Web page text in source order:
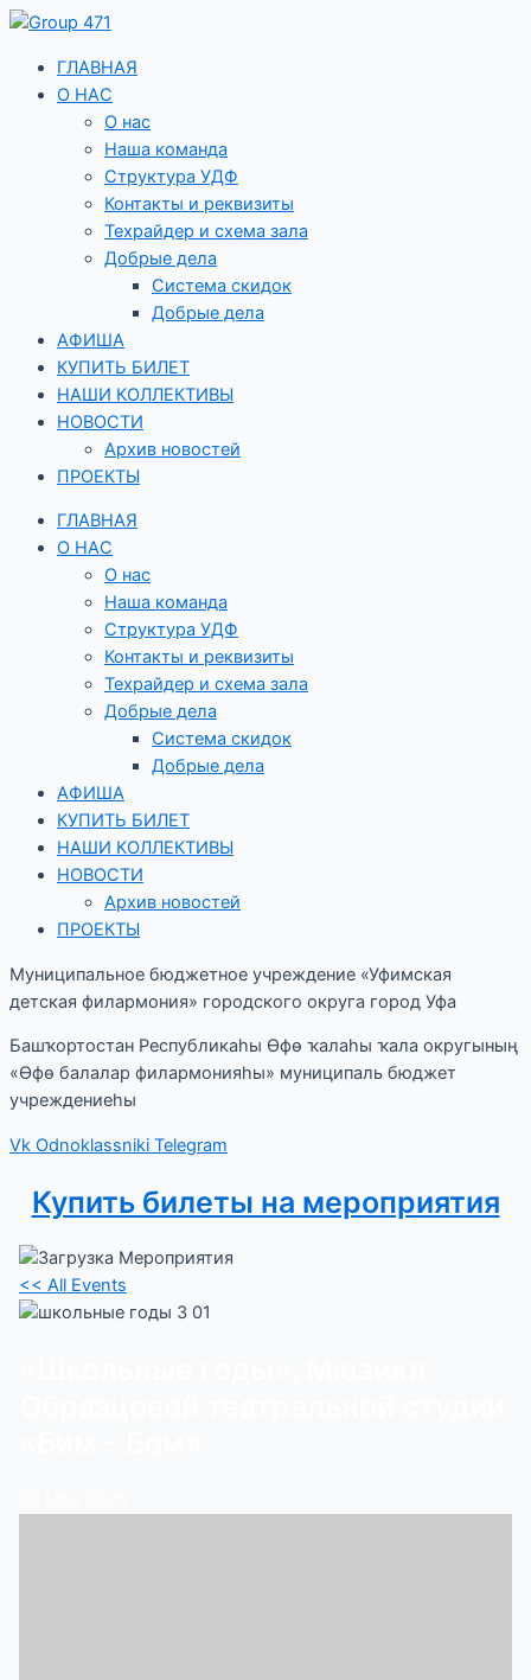
Перейти
содержимому
ГЛАВНАЯ
О НАС
О нас
Наша команда
Структура УДФ
Контакты и реквизиты
Техрайдер и схема зала
Добрые дела
Система скидок
Добрые дела
АФИША
КУПИТЬ БИЛЕТ
НАШИ КОЛЛЕКТИВЫ
НОВОСТИ
Архив новостей
ПРОЕКТЫ
ГЛАВНАЯ
О НАС
О нас
Наша команда
Структура УДФ
Контакты и реквизиты
Техрайдер и схема зала
Добрые дела
Система скидок
Добрые дела
АФИША
КУПИТЬ БИЛЕТ
НАШИ КОЛЛЕКТИВЫ
НОВОСТИ
Архив новостей
ПРОЕКТЫ
Муниципальное бюджетное учреждение «Уфимская
детская филармония» городского округа город Уфа
Башҡортостан Республикаһы Өфө ҡалаһы ҡала округының
«Өфө балалар филармонияһы» муниципаль бюджет
учреждениеһы
Vk Odnoklassniki Telegram
Купить билеты на мероприятия
<< All Events